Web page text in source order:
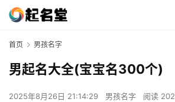
首页 男孩名字
男起名大全(宝宝名300个)
2025年8月26日 21:14:29 男孩名字 阅读 202